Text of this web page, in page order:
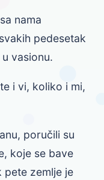
nama
pedesetak
vasionu.
i vi, koliko i mi,
poručili su
koje se bave
pete zemlje je